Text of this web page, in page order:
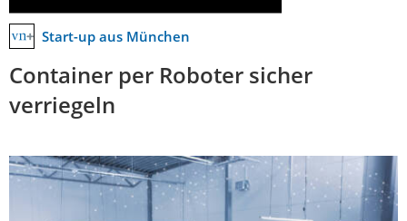
Start-up aus München
Container per Roboter sicher
verriegeln